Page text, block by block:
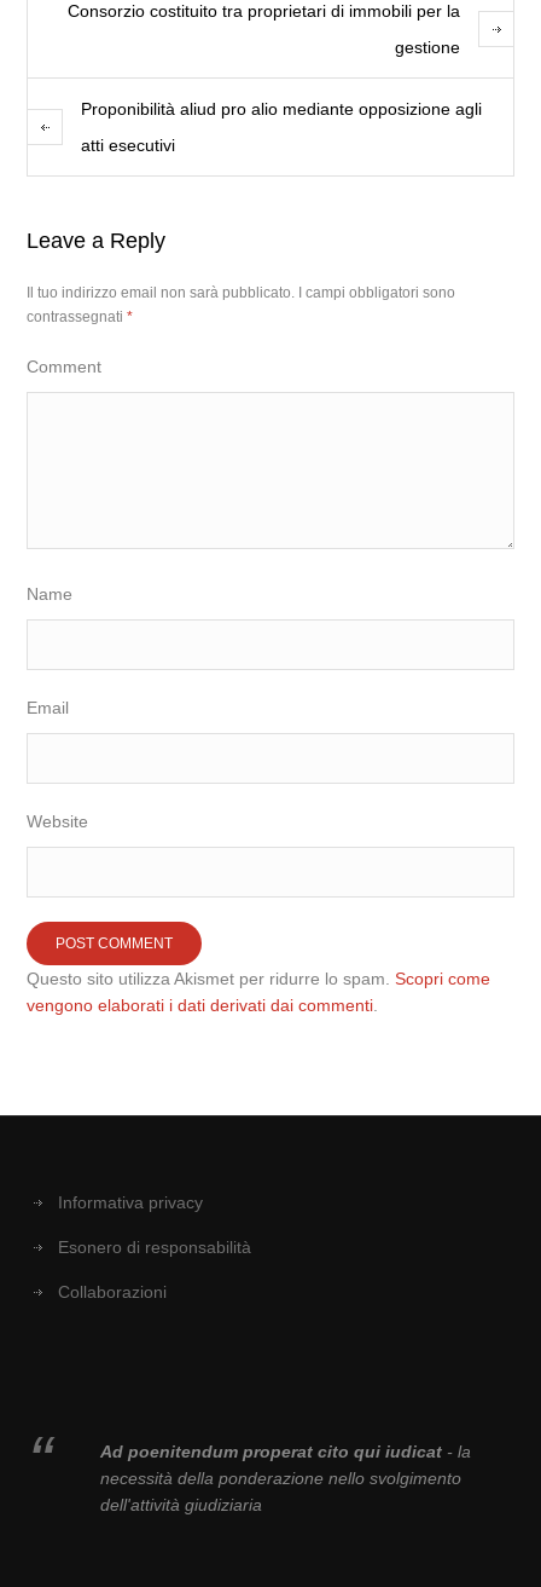
Consorzio costituito tra proprietari di immobili per la
gestione
Proponibilità aliud pro alio mediante opposizione agli
atti esecutivi
Leave a Reply
Il tuo indirizzo email non sarà pubblicato.
I campi obbligatori sono
contrassegnati*
Comment
Name
Email
Website
Questo sito utilizza Akismet per ridurre lo spam.Scopri come
vengono elaborati i dati derivati dai commenti
Informativa privacy
Esonero di responsabilità
Collaborazioni
Ad poenitendum properat cito qui iudicat- la
necessità della ponderazione nello svolgimento
dell'attività giudiziaria